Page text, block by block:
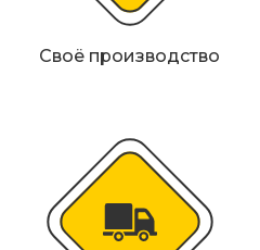
Своё производство